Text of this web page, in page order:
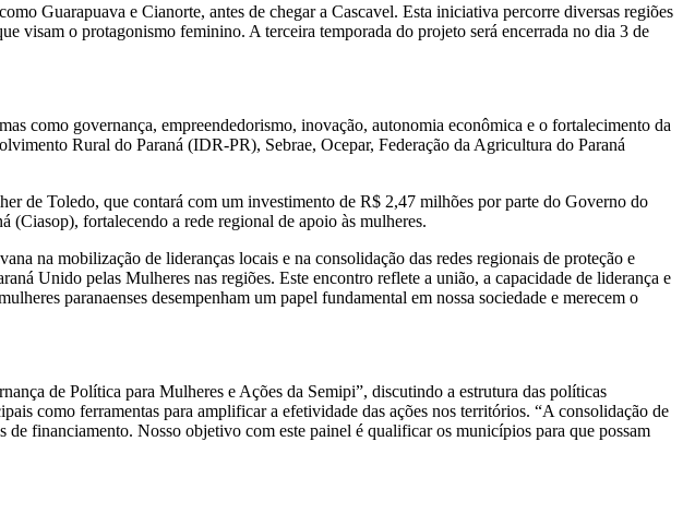
Guarapuava e Cianorte, antes de chegar a Cascavel. Esta iniciativa percorre diversas regiões
visam o protagonismo feminino. A terceira temporada do projeto será encerrada no dia 3 de
como governança, empreendedorismo, inovação, autonomia econômica e o fortalecimento da
Rural do Paraná (IDR-PR), Sebrae, Ocepar, Federação da Agricultura do Paraná
de Toledo, que contará com um investimento de R$ 2,47 milhões por parte do Governo do
(Ciasop), fortalecendo a rede regional de apoio às mulheres.
na mobilização de lideranças locais e na consolidação das redes regionais de proteção e
Unido pelas Mulheres nas regiões. Este encontro reflete a união, a capacidade de liderança e
paranaenses desempenham um papel fundamental em nossa sociedade e merecem o
de Política para Mulheres e Ações da Semipi”, discutindo a estrutura das políticas
como ferramentas para amplificar a efetividade das ações nos territórios. “A consolidação de
financiamento. Nosso objetivo com este painel é qualificar os municípios para que possam